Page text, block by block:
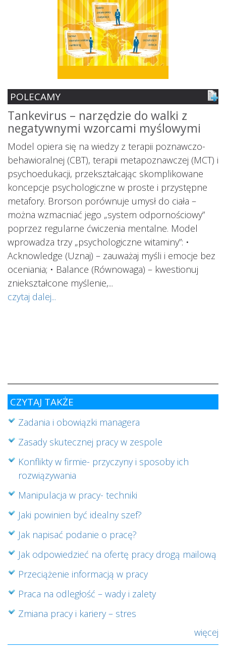
POLECAMY
Tankevirus – narzędzie do walki z
negatywnymi wzorcami myślowymi
Model opiera się na wiedzy z terapii poznawczo-
behawioralnej (CBT), terapii metapoznawczej (MCT) i
psychoedukacji, przekształcając skomplikowane
koncepcje psychologiczne w proste i przystępne
metafory. Brorson porównuje umysł do ciała –
można wzmacniać jego „system odpornościowy”
poprzez regularne ćwiczenia mentalne. Model
wprowadza trzy „psychologiczne witaminy”: •
Acknowledge (Uznaj) – zauważaj myśli i emocje bez
oceniania; • Balance (Równowaga) – kwestionuj
zniekształcone myślenie,...
czytaj dalej...
CZYTAJ TAKŻE
Zadania i obowiązki managera
Zasady skutecznej pracy w zespole
Konflikty w firmie- przyczyny i sposoby ich
rozwiązywania
Manipulacja w pracy- techniki
Jaki powinien być idealny szef?
Jak napisać podanie o pracę?
Jak odpowiedzieć na ofertę pracy drogą mailową
Przeciążenie informacją w pracy
Praca na odległość – wady i zalety
Zmiana pracy i kariery – stres
więcej